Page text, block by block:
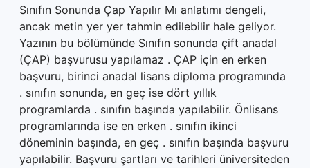
Sınıfın Sonunda Çap Yapılır Mı anlatımı dengeli,
ancak metin yer yer tahmin edilebilir hale geliyor.
Yazının bu bölümünde Sınıfın sonunda çift anadal
(ÇAP) başvurusu yapılamaz . ÇAP için en erken
başvuru, birinci anadal lisans diploma programında
. sınıfın sonunda, en geç ise dört yıllık
programlarda . sınıfın başında yapılabilir. Önlisans
programlarında ise en erken . sınıfın ikinci
döneminin başında, en geç . sınıfın başında başvuru
yapılabilir. Başvuru şartları ve tarihleri üniversiteden